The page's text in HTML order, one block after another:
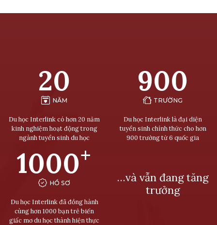
20
NĂM
Du học Interlink có hơn 20 năm
kinh nghiệm hoạt động trong
ngành tuyển sinh du học
900
TRƯỜNG
Du học Interlink là đại diện
tuyển sinh chính thức cho hơn
900 trường từ 6 quốc gia
1000+
HỒ SƠ
Du học Interlink đã đồng hành
cùng hơn 1000 bạn trẻ biến
giấc mơ du học thành hiện thực
…và vẫn đang tăng
trưởng